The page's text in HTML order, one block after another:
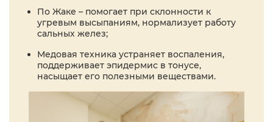
По Жаке – помогает при склонности к
угревым высыпаниям, нормализует работу
сальных желез;
Медовая техника устраняет воспаления,
поддерживает эпидермис в тонусе,
насыщает его полезными веществами.